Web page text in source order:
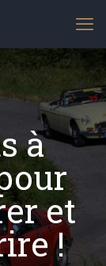
à
et
!